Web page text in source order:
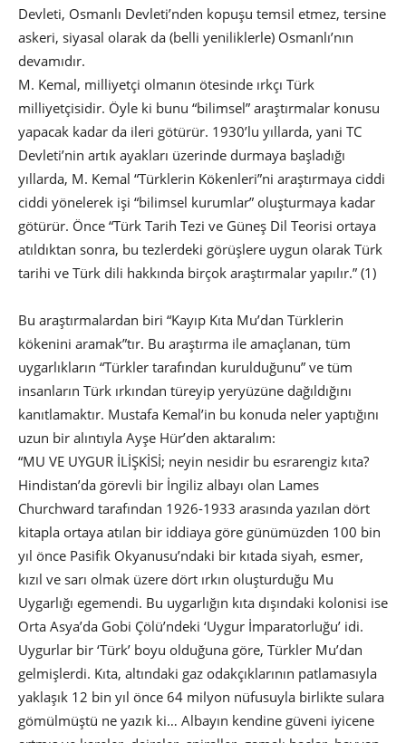
Devleti, Osmanlı Devleti’nden kopuşu temsil etmez, tersine
askeri, siyasal olarak da (belli yeniliklerle) Osmanlı’nın
devamıdır.
M. Kemal, milliyetçi olmanın ötesinde ırkçı Türk
milliyetçisidir. Öyle ki bunu “bilimsel” araştırmalar konusu
yapacak kadar da ileri götürür. 1930’lu yıllarda, yani TC
Devleti’nin artık ayakları üzerinde durmaya başladığı
yıllarda, M. Kemal “Türklerin Kökenleri”ni araştırmaya ciddi
ciddi yönelerek işi “bilimsel kurumlar” oluşturmaya kadar
götürür. Önce “Türk Tarih Tezi ve Güneş Dil Teorisi ortaya
atıldıktan sonra, bu tezlerdeki görüşlere uygun olarak Türk
tarihi ve Türk dili hakkında birçok araştırmalar yapılır.” (1)
Bu araştırmalardan biri “Kayıp Kıta Mu’dan Türklerin
kökenini aramak”tır. Bu araştırma ile amaçlanan, tüm
uygarlıkların “Türkler tarafından kurulduğunu” ve tüm
insanların Türk ırkından türeyip yeryüzüne dağıldığını
kanıtlamaktır. Mustafa Kemal’in bu konuda neler yaptığını
uzun bir alıntıyla Ayşe Hür’den aktaralım:
“MU VE UYGUR İLİŞKİSİ; neyin nesidir bu esrarengiz kıta?
Hindistan’da görevli bir İngiliz albayı olan Lames
Churchward tarafından 1926-1933 arasında yazılan dört
kitapla ortaya atılan bir iddiaya göre günümüzden 100 bin
yıl önce Pasifik Okyanusu’ndaki bir kıtada siyah, esmer,
kızıl ve sarı olmak üzere dört ırkın oluşturduğu Mu
Uygarlığı egemendi. Bu uygarlığın kıta dışındaki kolonisi ise
Orta Asya’da Gobi Çölü’ndeki ‘Uygur İmparatorluğu’ idi.
Uygurlar bir ‘Türk’ boyu olduğuna göre, Türkler Mu’dan
gelmişlerdi. Kıta, altındaki gaz odakçıklarının patlamasıyla
yaklaşık 12 bin yıl önce 64 milyon nüfusuyla birlikte sulara
gömülmüştü ne yazık ki… Albayın kendine güveni iyicene